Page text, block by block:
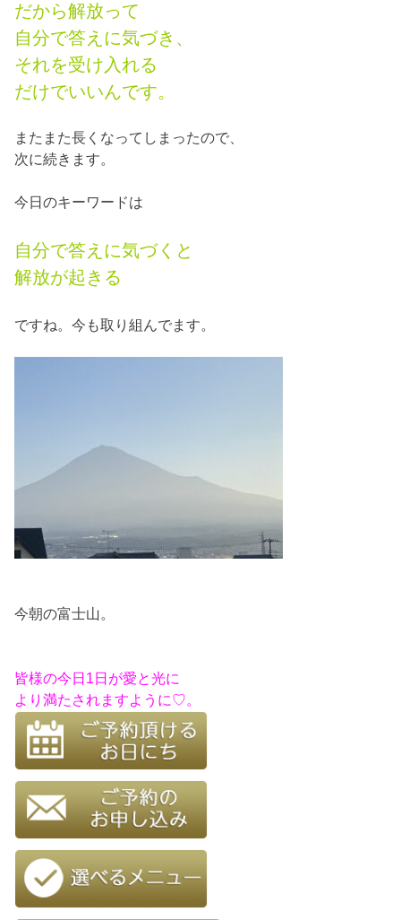
だから解放って
自分で答えに気づき、
それを受け入れる
だけでいいんです。
またまた長くなってしまったので、
次に続きます。
今日のキーワードは
自分で答えに気づくと
解放が起きる
ですね。今も取り組んでます。
今朝の富士山。
皆様の今日1日が愛と光に
より満たされますように♡。